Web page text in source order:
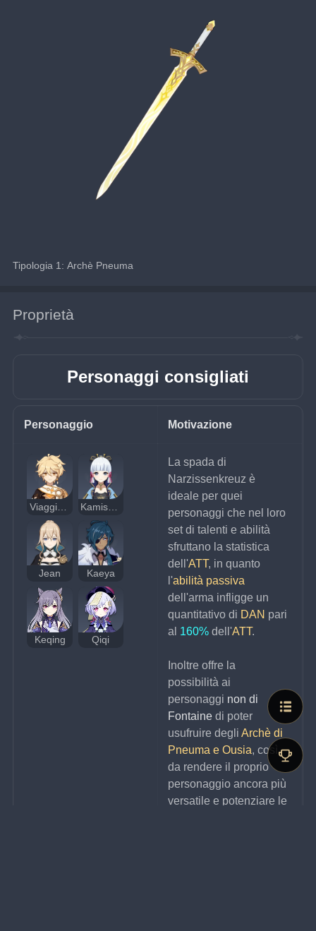
Tipologia 1: Archè Pneuma
Proprietà
Personaggi consigliati
Personaggio Motivazione
Viaggiatore/Viaggiatrice
Jean Kaeya
Keqing Qiqi
La spada di
Narzissenkreuz è
ideale per quei
personaggi che nel loro
set di talenti e abilità
sfruttano la statistica
dell'ATT, in quanto
l'abilità passiva
dell'arma infligge un
quantitativo di DAN pari
al 160% dell'ATT.
Inoltre offre la
possibilità ai
personaggi non di
Fontaine di poter
usufruire degli Archè di
Pneuma e Ousia, così
da rendere il proprio
personaggio ancora più
versatile e potenziare le